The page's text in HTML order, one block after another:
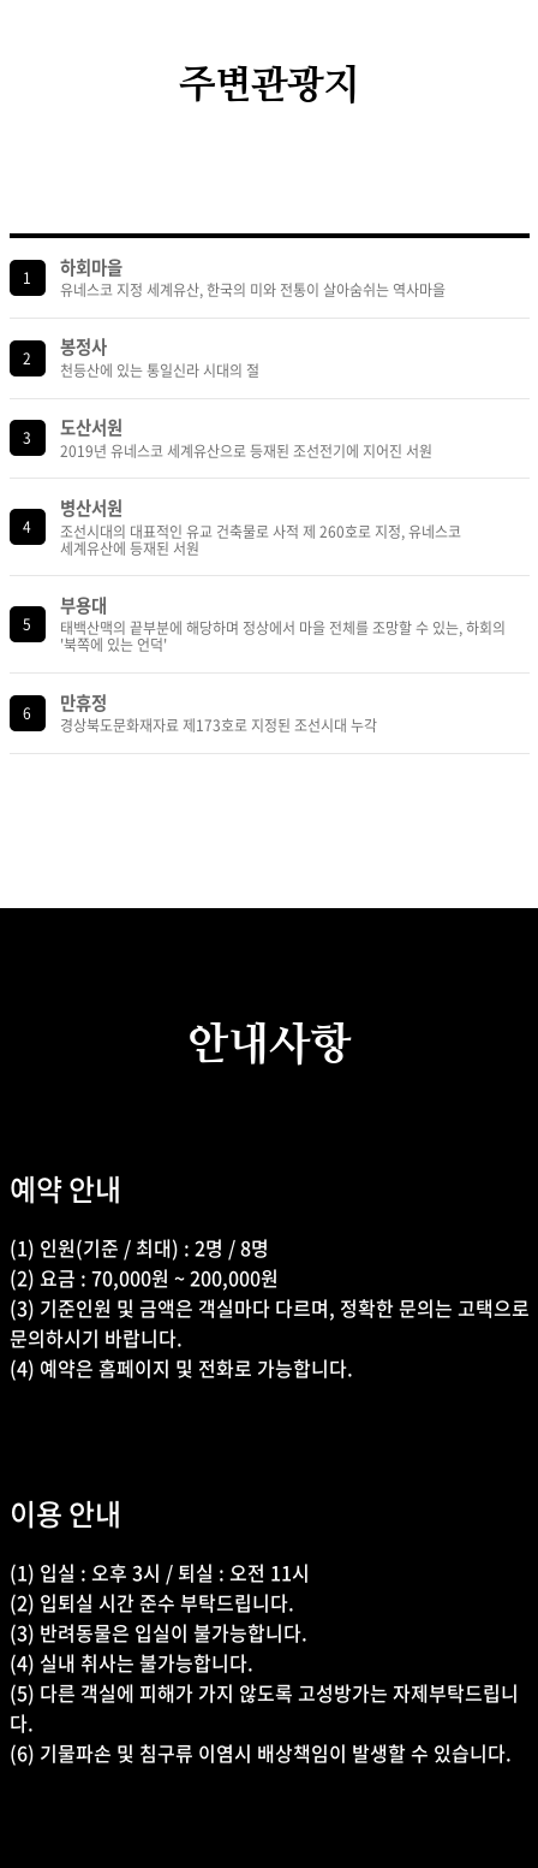
주변관광지
1 하회마을
유네스코 지정 세계유산, 한국의 미와 전통이 살아숨쉬는 역사마을
2 봉정사
천등산에 있는 통일신라 시대의 절
3 도산서원
2019년 유네스코 세계유산으로 등재된 조선전기에 지어진 서원
4
병산서원
조선시대의 대표적인 유교 건축물로 사적 제 260호로 지정, 유네스코
세계유산에 등재된 서원
5
부용대
태백산맥의 끝부분에 해당하며 정상에서 마을 전체를 조망할 수 있는, 하회의
'북쪽에 있는 언덕'
6 만휴정
경상북도문화재자료 제173호로 지정된 조선시대 누각
안내사항
예약 안내
(1) 인원(기준 / 최대) : 2명 / 8명
(2) 요금 : 70,000원 ~ 200,000원
(3) 기준인원 및 금액은 객실마다 다르며, 정확한 문의는 고택으로
문의하시기 바랍니다.
(4) 예약은 홈페이지 및 전화로 가능합니다.
이용 안내
(1) 입실 : 오후 3시 / 퇴실 : 오전 11시
(2) 입퇴실 시간 준수 부탁드립니다.
(3) 반려동물은 입실이 불가능합니다.
(4) 실내 취사는 불가능합니다.
(5) 다른 객실에 피해가 가지 않도록 고성방가는 자제부탁드립니
다.
(6) 기물파손 및 침구류 이염시 배상책임이 발생할 수 있습니다.